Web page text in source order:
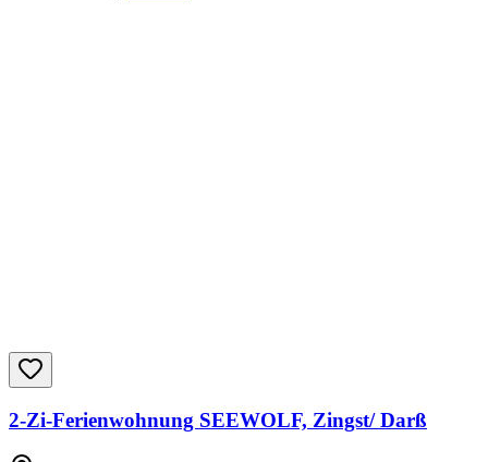
2-Zi-Ferienwohnung SEEWOLF, Zingst/ Darß